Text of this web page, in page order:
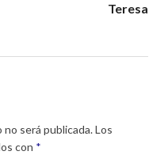
Teresa
será publicada.Los
con *